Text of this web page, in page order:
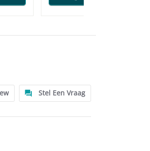
Stel Een Vraag